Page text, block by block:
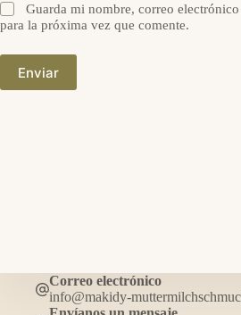
Guarda mi nombre, correo
para la próxima vez que comente.
Enviar
Correo electrónico
info@makidy-